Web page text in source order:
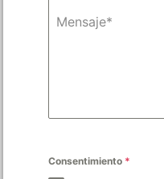
Mensaje*
Consentimiento *